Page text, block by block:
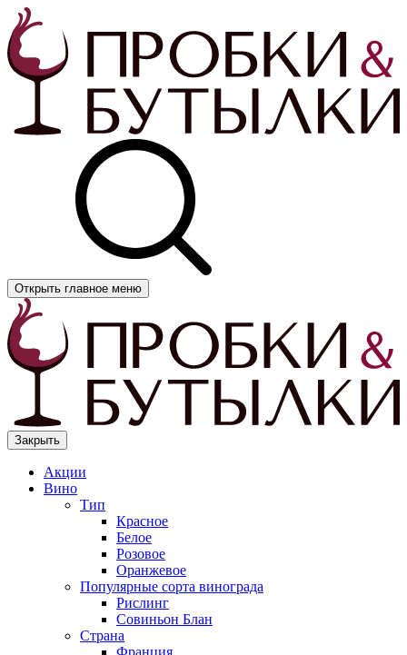
Открыть главное меню
Закрыть
Акции
Вино
Тип
Красное
Белое
Розовое
Оранжевое
Популярные сорта винограда
Рислинг
Совиньон Блан
Страна
Франция